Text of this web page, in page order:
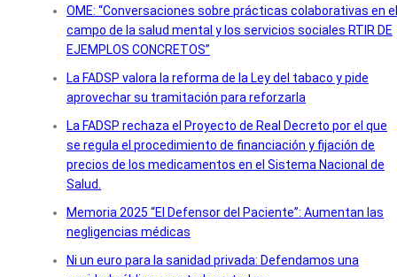
OME: “Conversaciones sobre prácticas colaborativas en el
campo de la salud mental y los servicios sociales RTIR DE
EJEMPLOS CONCRETOS”
La FADSP valora la reforma de la Ley del tabaco y pide
aprovechar su tramitación para reforzarla
La FADSP rechaza el Proyecto de Real Decreto por el que
se regula el procedimiento de financiación y fijación de
precios de los medicamentos en el Sistema Nacional de
Salud.
Memoria 2025 “El Defensor del Paciente”: Aumentan las
negligencias médicas
Ni un euro para la sanidad privada: Defendamos una